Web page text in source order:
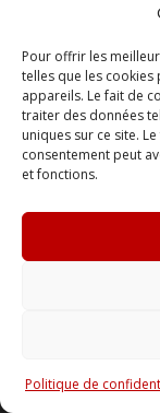
Pour offrir les
telles que les
appareils. Le fait de
traiter des données
uniques sur ce site.
consentement peut
et fonctions.
Politique de
Les
Les Points
Localiser
Mon Compte
FAQ
Contact
Conditions
Tous droits